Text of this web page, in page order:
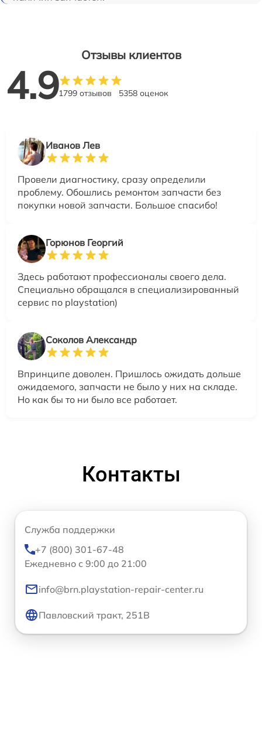
Отзывы клиентов
4.91799 отзывов 5358 оценок
Иванов Лев
Провели диагностику, сразу определили
проблему. Обошлись ремонтом запчасти без
покупки новой запчасти. Большое спасибо!
Горюнов Георгий
Здесь работают профессионалы своего дела.
Специально обращался в специализированный
сервис по playstation)
Соколов Александр
Впринципе доволен. Пришлось ожидать дольше
ожидаемого, запчасти не было у них на складе.
Но как бы то ни было все работает.
Контакты
Служба поддержки
+7 (800) 301-67-48
Ежедневно с 9:00 до 21:00
info@brn.playstation-repair-center.ru
Павловский тракт, 251В